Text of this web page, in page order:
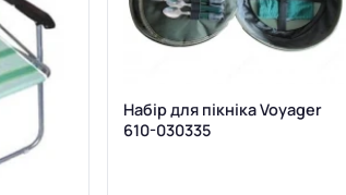
Набір для пікніка Voyager
610-030335